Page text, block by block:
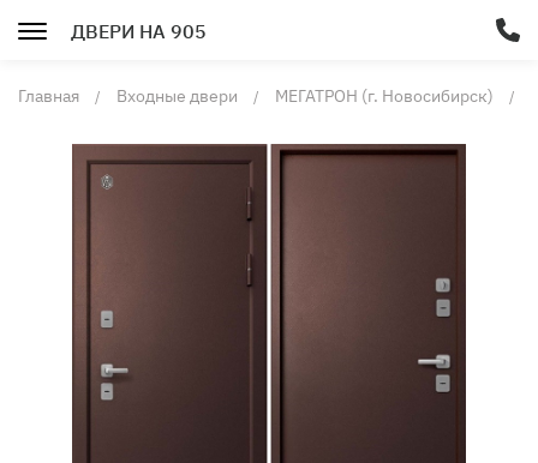
ДВЕРИ НА 905
Главная Входные двери МЕГАТРОН (г. Новосибирск)